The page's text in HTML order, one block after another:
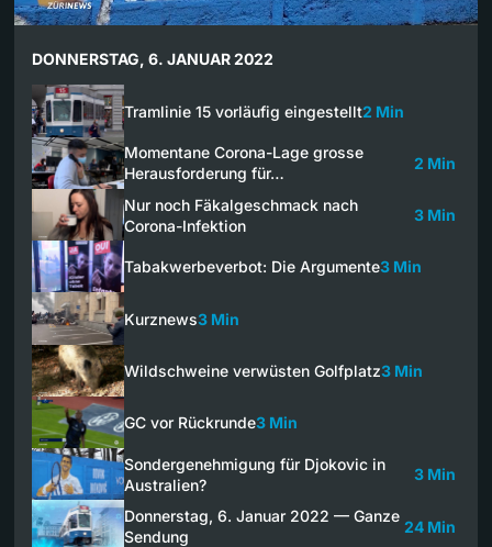
DONNERSTAG, 6. JANUAR 2022
Tramlinie 15 vorläufig eingestellt2 Min
Momentane Corona-Lage grosse
Herausforderung für…
2 Min
Nur noch Fäkalgeschmack nach
Corona-Infektion
3 Min
Tabakwerbeverbot: Die Argumente3 Min
Kurznews3 Min
Wildschweine verwüsten Golfplatz3 Min
GC vor Rückrunde3 Min
Sondergenehmigung für Djokovic in
Australien?
3 Min
Donnerstag, 6. Januar 2022 — Ganze
Sendung
24 Min